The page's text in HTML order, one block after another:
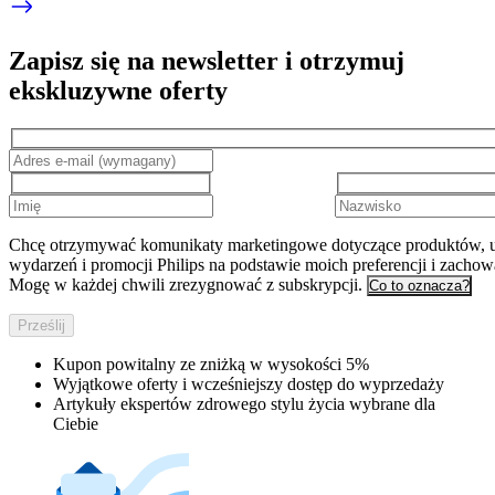
Zapisz się na newsletter i otrzymuj
ekskluzywne oferty
Chcę otrzymywać komunikaty marketingowe dotyczące produktów,
wydarzeń i promocji Philips na podstawie moich preferencji i
Mogę w każdej chwili zrezygnować z subskrypcji. Co to oznacza?
Prześlij
Kupon powitalny ze zniżką w wysokości 5%
Wyjątkowe oferty i wcześniejszy dostęp do wyprzedaży
Artykuły ekspertów zdrowego stylu życia wybrane dla
Ciebie